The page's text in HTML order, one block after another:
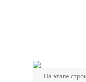
На этапе